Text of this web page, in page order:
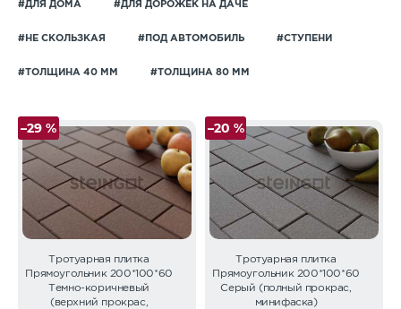
#ДЛЯ ДОМА #ДЛЯ ДОРОЖЕК НА ДАЧЕ
#НЕ СКОЛЬЗКАЯ #ПОД АВТОМОБИЛЬ #СТУПЕНИ
#ТОЛЩИНА 40 ММ #ТОЛЩИНА 80 ММ
–29 %
Тротуарная плитка
Прямоугольник 200*100*60
Темно-коричневый
(верхний прокрас,
–20 %
Тротуарная плитка
Прямоугольник 200*100*60
Серый (полный прокрас,
минифаска)